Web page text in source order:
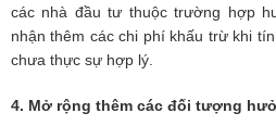
các nhà đầu tư thuộc trường hợp
nhận thêm các chi phí khấu trừ khi
chưa thực sự hợp lý.
4. Mở rộng thêm các đối tượng